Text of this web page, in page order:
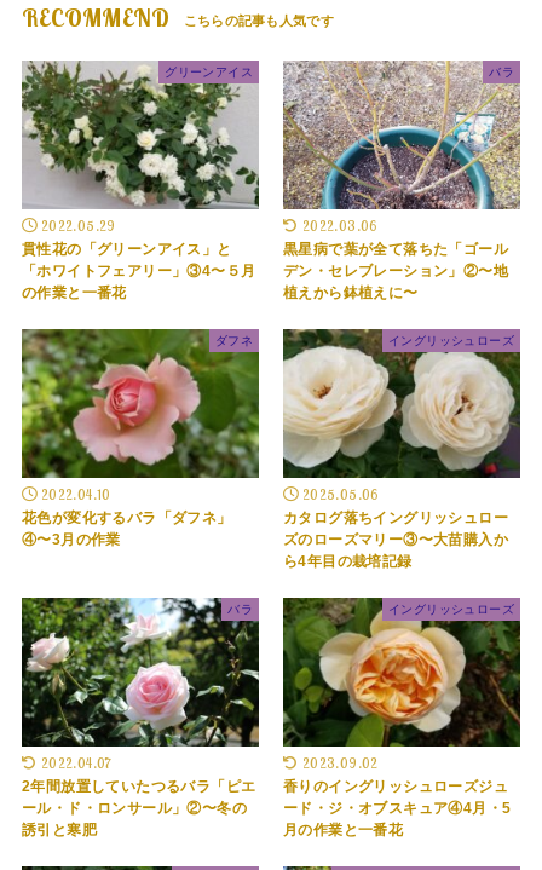
RECOMMEND
グリーンアイス
2022.05.29
貫性花の「グリーンアイス」と
「ホワイトフェアリー」③4〜５月
の作業と一番花
バラ
2022.03.06
黒星病で葉が全て落ちた「ゴール
デン・セレブレーション」②〜地
植えから鉢植えに〜
ダフネ
2022.04.10
花色が変化するバラ「ダフネ」
④〜3月の作業
イングリッシュローズ
2025.05.06
カタログ落ちイングリッシュロー
ズのローズマリー③〜大苗購入か
ら4年目の栽培記録
バラ
2022.04.07
2年間放置していたつるバラ「ピエ
ール・ド・ロンサール」②〜冬の
誘引と寒肥
イングリッシュローズ
2023.09.02
香りのイングリッシュローズジュ
ード・ジ・オブスキュア④4月・5
月の作業と一番花